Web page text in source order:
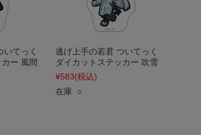
いてっく
ー 風間
逃げ上手の若君 ついてっく
ダイカットステッカー 吹雪
¥583(税込)
在庫 ○